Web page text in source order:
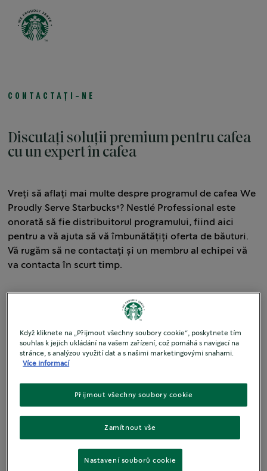
CONTACTAȚI-NE
Discutați soluții premium pentru cafea
cu un expert în cafea
Vreți să aflați mai multe despre programul de cafea We
Proudly Serve Starbucks®? Nestlé Professional este
onorată să fie distribuitorul programului, fiind aici
pentru a vă ajuta să vă îmbunătățiți oferta de băuturi.
Vă rugăm să ne contactați și un membru al echipei vă
va contacta în scurt timp.
Prenume
Numele companiei
Když kliknete na „Přijmout všechny soubory cookie“, poskytnete tím
souhlas k jejich ukládání na vašem zařízení, což pomáhá s navigací na
stránce, s analýzou využití dat a s našimi marketingovými snahami.
Více informací
Zamítnout vše
Přijmout všechny soubory cookie
Nastavení souborů cookie